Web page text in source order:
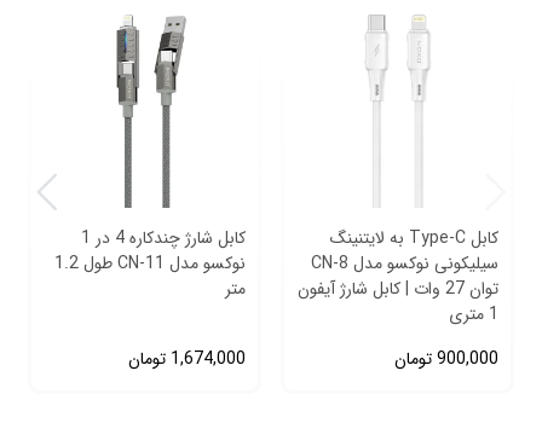
کابل Type‑C به لایتنینگ
سیلیکونی نوکسو مدل CN‑8
توان 27 وات | کابل شارژ آیفون
1 متری
900,000تومان
کابل شارژ چندکاره 4 در 1
نوکسو مدل CN-11 طول 1.2
متر
1,674,000 تومان